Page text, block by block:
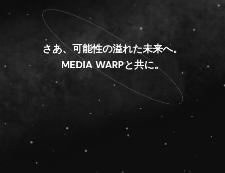
さあ、可能性の溢れた未来へ。
MEDIA WARPと共に。